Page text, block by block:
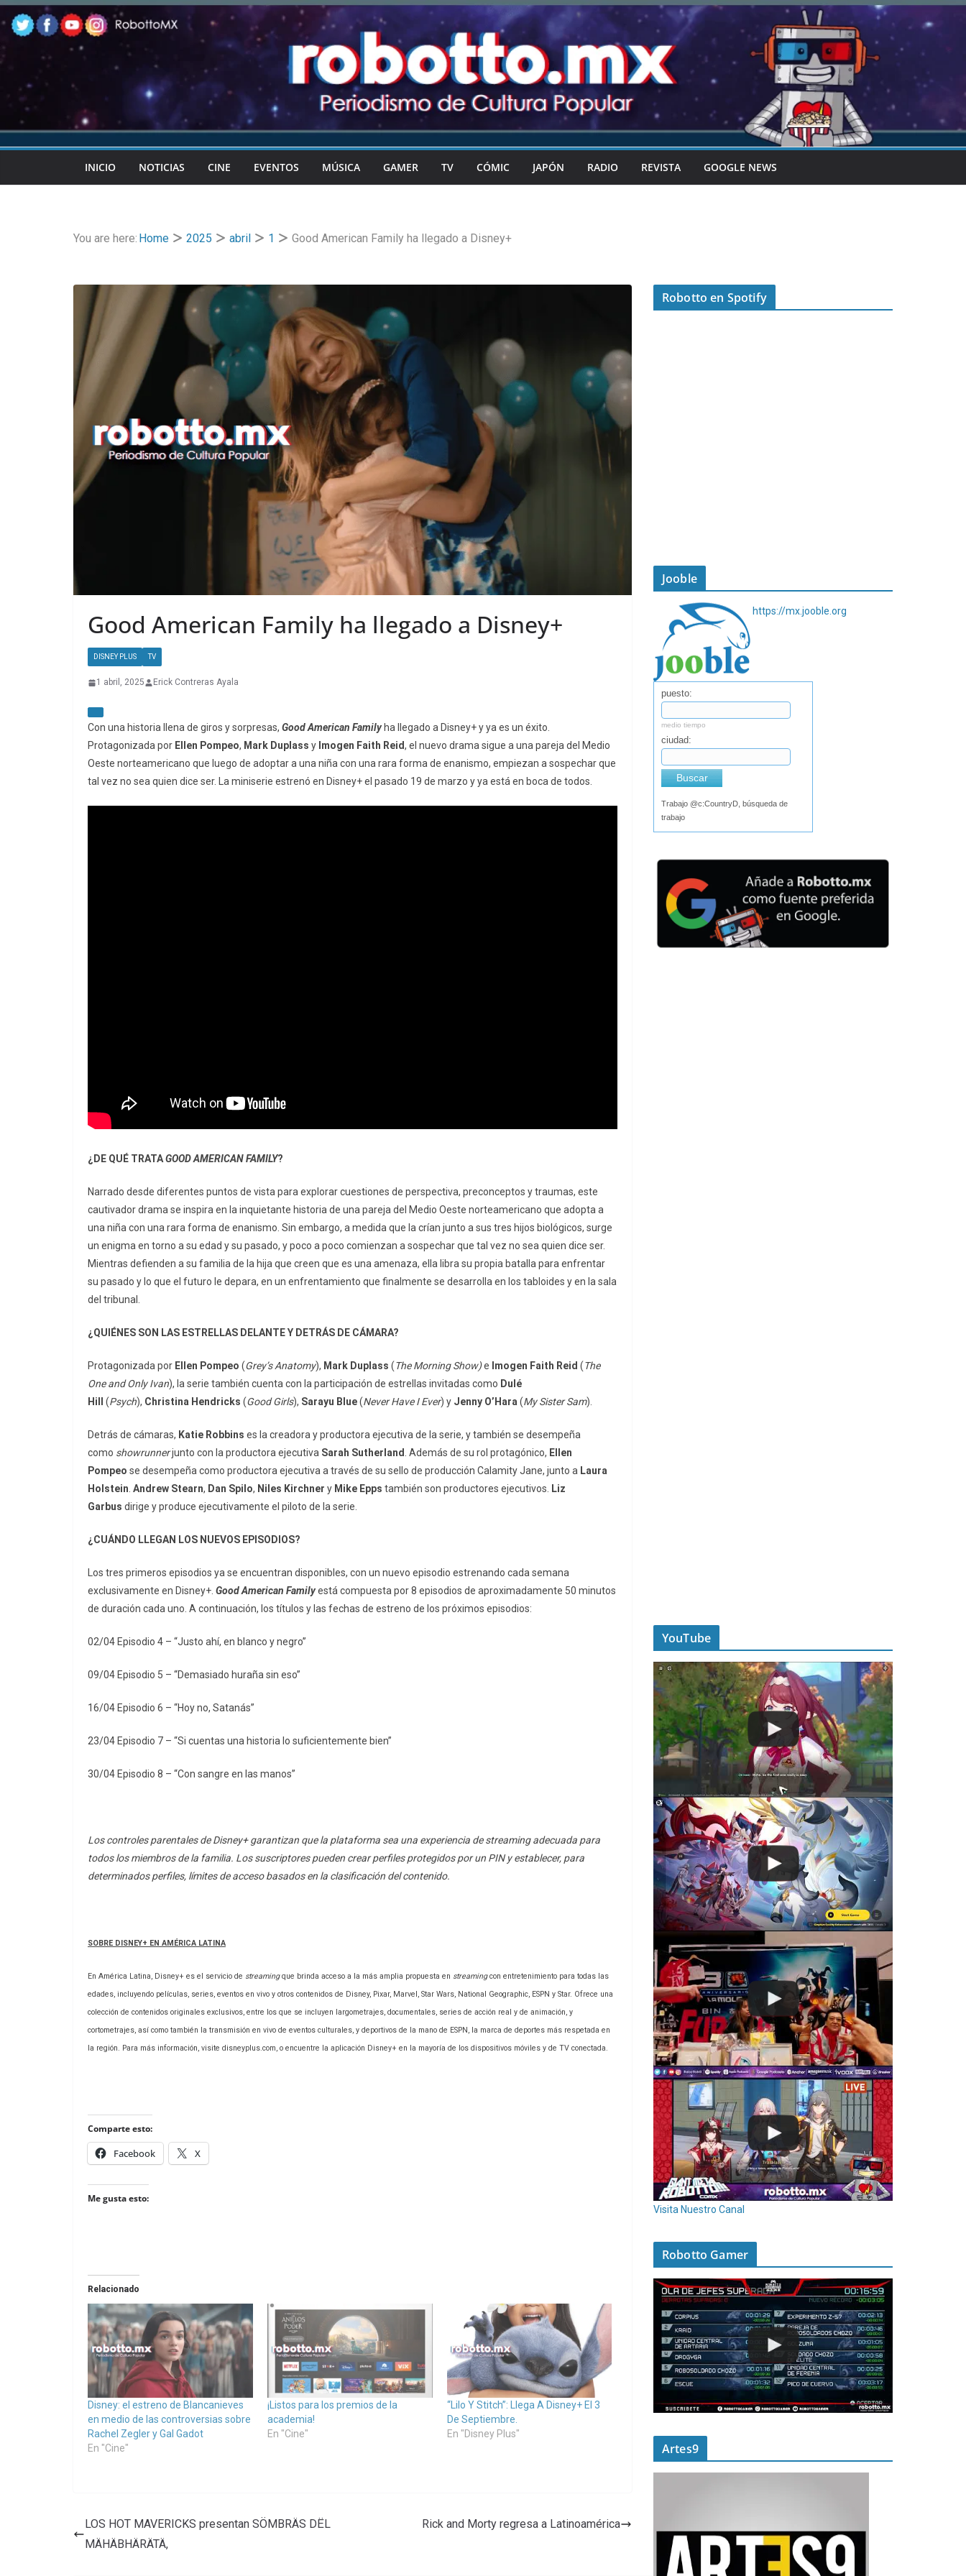
Skip
to
content
INICIO NOTICIAS CINE EVENTOS MÚSICA GAMER TV CÓMIC JAPÓN RADIO REVISTA GOOGLE NEWS
You are here: Home 2025 abril 1 Good American Family ha llegado a Disney+
Good American Family ha llegado a Disney+
DISNEY PLUS TV
1 abril, 2025 Erick Contreras Ayala
Con una historia llena de giros y sorpresas, Good American Familyha llegado a Disney+ y ya es un éxito.
Protagonizada por Ellen Pompeo, Mark Duplass y Imogen Faith Reid, el nuevo drama sigue a una pareja del Medio
Oeste norteamericano que luego de adoptar a una niña con una rara forma de enanismo, empiezan a sospechar que
tal vez no sea quien dice ser. La miniserie estrenó en Disney+ el pasado 19 de marzo y ya está en boca de todos.
¿DE QUÉ TRATAGOOD AMERICAN FAMILY?
Narrado desde diferentes puntos de vista para explorar cuestiones de perspectiva, preconceptos y traumas, este
cautivador drama se inspira en la inquietante historia de una pareja del Medio Oeste norteamericano que adopta a
una niña con una rara forma de enanismo. Sin embargo, a medida que la crían junto a sus tres hijos biológicos, surge
un enigma en torno a su edad y su pasado, y poco a poco comienzan a sospechar que tal vez no sea quien dice ser.
Mientras defienden a su familia de la hija que creen que es una amenaza, ella libra su propia batalla para enfrentar
su pasado y lo que el futuro le depara, en un enfrentamiento que finalmente se desarrolla en los tabloides y en la sala
del tribunal.
¿QUIÉNES SON LAS ESTRELLAS DELANTE Y DETRÁS DE CÁMARA?
Protagonizada por Ellen Pompeo (Grey’s Anatomy), Mark Duplass (The Morning Show)e Imogen Faith Reid (The
One and Only Ivan), la serie también cuenta con la participación de estrellas invitadas como Dulé
Hill
(Psych), Christina Hendricks (Good Girls), Sarayu Blue(Never Have I Ever) y Jenny O’Hara (My Sister Sam).
Detrás de cámaras, Katie Robbins es la creadora y productora ejecutiva de la serie, y también se desempeña
como showrunnerjunto con la productora ejecutiva Sarah Sutherland . Además de su rol protagónico, Ellen
Pompeo se desempeña como productora ejecutiva a través de su sello de producción Calamity Jane, junto a Laura
Holstein Andrew Stearn, Dan Spilo, Niles Kirchner y Mike Epps también son productores ejecutivos.
Liz
Garbus dirige y produce ejecutivamente el piloto de la serie.
¿CUÁNDO LLEGAN LOS NUEVOS EPISODIOS?
Los tres primeros episodios ya se encuentran disponibles, con un nuevo episodio estrenando cada semana
exclusivamente en Disney+. Good American Familyestá compuesta por 8 episodios de aproximadamente 50 minutos
de duración cada uno. A continuación, los títulos y las fechas de estreno de los próximos episodios:
02/04 Episodio 4 – “Justo ahí, en blanco y negro”
09/04 Episodio 5 – “Demasiado huraña sin eso”
16/04 Episodio 6 – “Hoy no, Satanás”
23/04 Episodio 7 – “Si cuentas una historia lo suficientemente bien”
30/04 Episodio 8 – “Con sangre en las manos”
Los controles parentales de Disney+ garantizan que la plataforma sea una experiencia de streaming adecuada para
todos los miembros de la familia. Los suscriptores pueden crear perfiles protegidos por un PIN y establecer, para
determinados perfiles, límites de acceso basados en la clasificación del contenido.
SOBRE DISNEY+ EN AMÉRICA LATINA
En América Latina, Disney+ es el servicio de streamingque brinda acceso a la más amplia propuesta en streamingcon entretenimiento para todas las
edades, incluyendo películas, series, eventos en vivo y otros contenidos de Disney, Pixar, Marvel, Star Wars, National Geographic, ESPN y Star. Ofrece una
colección de contenidos originales exclusivos, entre los que se incluyen largometrajes, documentales, series de acción real y de animación, y
cortometrajes, así como también la transmisión en vivo de eventos culturales, y deportivos de la mano de ESPN, la marca de deportes más respetada en
la región. Para más información, visite disneyplus.com, o encuentre la aplicación Disney+ en la mayoría de los dispositivos móviles y de TV conectada.
Comparte esto:
Facebook X
Me gusta esto:
Relacionado
Disney: el estreno de Blancanieves
en medio de las controversias sobre
Rachel Zegler y Gal Gadot
En "Cine"
¡Listos para los premios de la
academia!
En "Cine"
“Lilo Y Stitch”: Llega A Disney+ El 3
De Septiembre.
En "Disney Plus"
LOS HOT MAVERICKS presentan SÖMBRÄS DËL
MÄHÄBHÄRÄTÄ,
Rick and Morty regresa a Latinoamérica
Robotto en Spotify
Jooble
https://mx.jooble.org
puesto:
medio tiempo
ciudad:
Buscar
Trabajo @c:CountryD, búsqueda de
trabajo
YouTube
Visita Nuestro Canal
Robotto Gamer
Artes9